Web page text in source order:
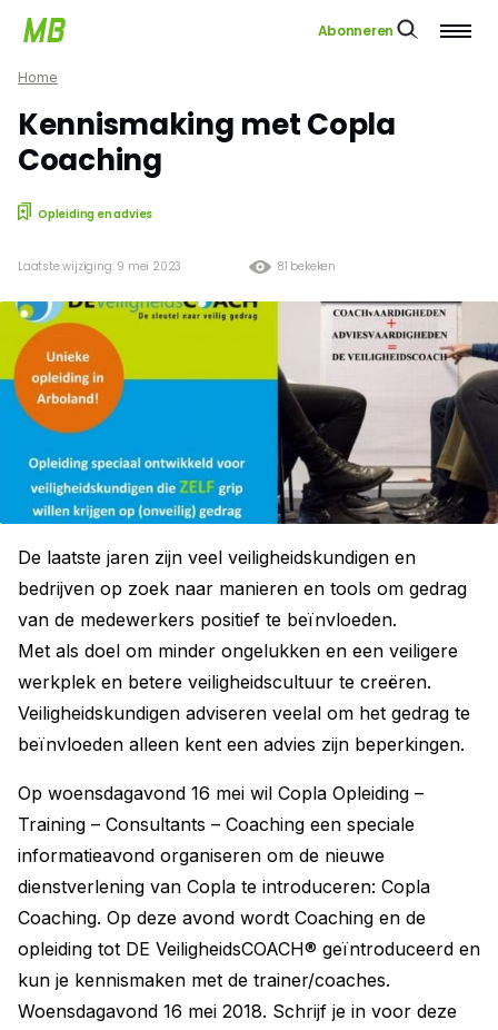
Abonneren
Home
Kennismaking met Copla
Coaching
Opleiding en advies
81 bekeken
Laatste wijziging: 9 mei 2023
De laatste jaren zijn veel veiligheidskundigen en
bedrijven op zoek naar manieren en tools om gedrag
van de medewerkers positief te beïnvloeden.
Met als doel om minder ongelukken en een veiligere
werkplek en betere veiligheidscultuur te creëren.
Veiligheidskundigen adviseren veelal om het gedrag te
beïnvloeden alleen kent een advies zijn beperkingen.
Op woensdagavond 16 mei wil Copla Opleiding –
Training – Consultants – Coaching een speciale
informatieavond organiseren om de nieuwe
dienstverlening van Copla te introduceren: Copla
Coaching. Op deze avond wordt Coaching en de
opleiding tot DE VeiligheidsCOACH® geïntroduceerd en
kun je kennismaken met de trainer/coaches.
Woensdagavond 16 mei 2018. Schrijf je in voor deze